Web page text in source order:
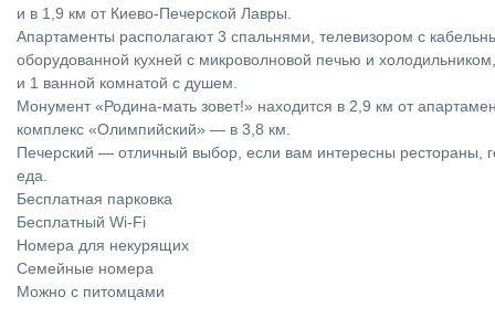
и в 1,9 км от Киево-Печерской Лавры.
Апартаменты располагают 3 спальнями, телевизором с
оборудованной кухней с микроволновой печью и
и 1 ванной комнатой с душем.
Монумент «Родина-мать зовет!» находится в 2,9 км от
комплекс «Олимпийский» — в 3,8 км.
Печерский — отличный выбор, если вам интересны рестораны,
еда.
Бесплатная парковка
Бесплатный Wi-Fi
Номера для некурящих
Семейные номера
Можно с питомцами